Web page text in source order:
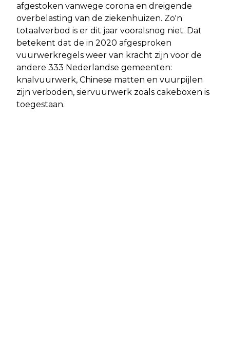
afgestoken vanwege corona en dreigende
overbelasting van de ziekenhuizen. Zo'n
totaalverbod is er dit jaar vooralsnog niet. Dat
betekent dat de in 2020 afgesproken
vuurwerkregels weer van kracht zijn voor de
andere 333 Nederlandse gemeenten:
knalvuurwerk, Chinese matten en vuurpijlen
zijn verboden, siervuurwerk zoals cakeboxen is
toegestaan.